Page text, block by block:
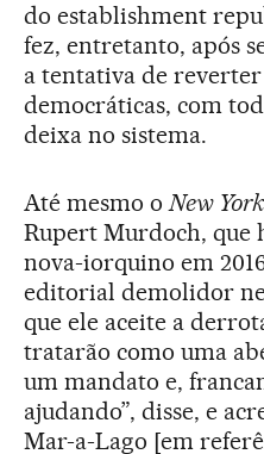
do establishment
fez, entretanto, após
a tentativa de
democráticas, com
deixa no sistema.
Até mesmo oNew
Rupert Murdoch, que
nova-iorquino em
editorial demolidor
que ele aceite a
tratarão como uma
um mandato e,
ajudando”, disse, e
Mar-a-Lago [em